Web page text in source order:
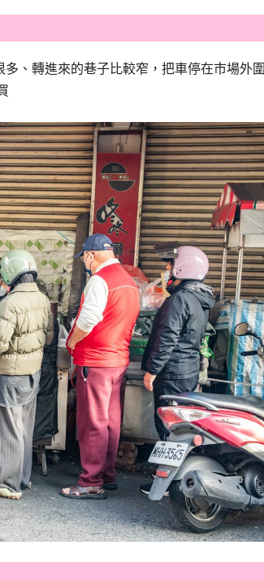
、轉進來的巷子比較窄，把車停在市場外圍